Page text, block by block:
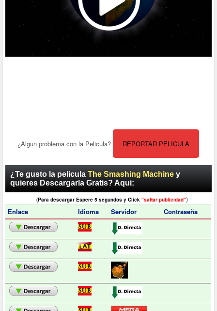
¿Algun problema con la Pelicula? REPORTAR PELICULA
¿Te gusto la peliculaThe Smashing Machine y
quieres Descargarla Gratis? Aqui:
(Para descargar Espere 5 segundos y Click "saltar publicidad")
Enlace
Idioma Servidor Contraseña